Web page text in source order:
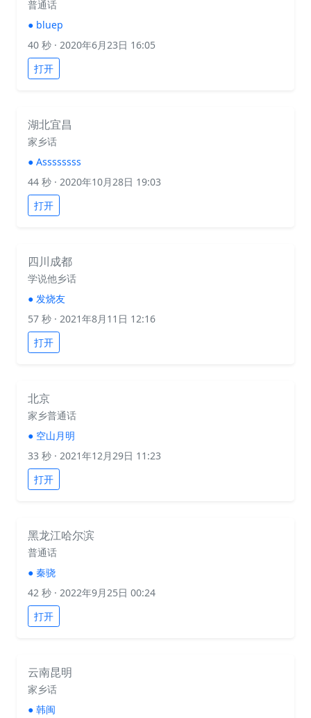
普通话
● bluep
40 秒 · 2020年6月23日 16:05
打开
湖北宜昌
家乡话
● Assssssss
44 秒 · 2020年10月28日 19:03
打开
四川成都
学说他乡话
● 发烧友
57 秒 · 2021年8月11日 12:16
打开
北京
家乡普通话
● 空山月明
33 秒 · 2021年12月29日 11:23
打开
黑龙江哈尔滨
普通话
● 秦骁
42 秒 · 2022年9月25日 00:24
打开
云南昆明
家乡话
● 韩闽